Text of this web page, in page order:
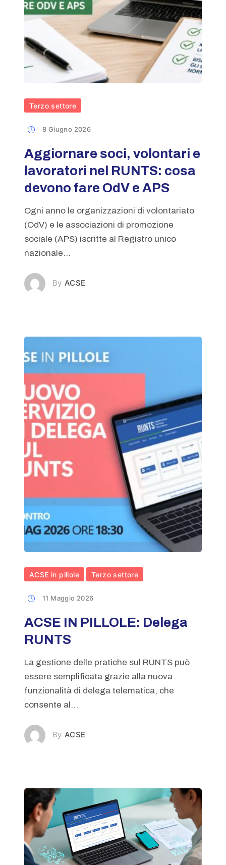
Terzo settore
8 Giugno 2026
Aggiornare soci, volontari e
lavoratori nel RUNTS: cosa
devono fare OdV e APS
Ogni anno le organizzazioni di volontariato
(OdV) e le associazioni di promozione
sociale (APS) iscritte al Registro unico
nazionale...
ACSE
ACSE in pillole Terzo settore
11 Maggio 2026
ACSE IN PILLOLE: Delega
RUNTS
La gestione delle pratiche sul RUNTS può
essere semplificata grazie alla nuova
funzionalità di delega telematica, che
consente al...
ACSE